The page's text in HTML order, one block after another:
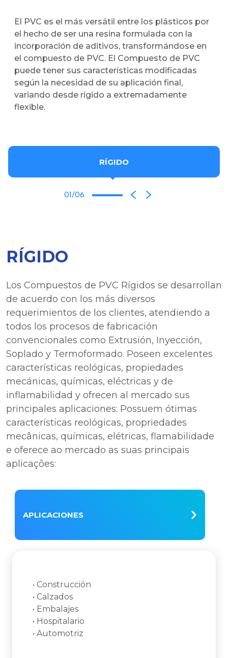
El PVC es el más versátil entre los plásticos por
el hecho de ser una resina formulada con la
incorporación de aditivos, transformándose en
el compuesto de PVC. El Compuesto de PVC
puede tener sus características modificadas
según la necesidad de su aplicación final,
variando desde rígido a extremadamente
flexible.
RÍGIDO
01/06
RÍGIDO
Los Compuestos de PVC Rígidos se desarrollan
de acuerdo con los más diversos
requerimientos de los clientes, atendiendo a
todos los procesos de fabricación
convencionales como Extrusión, Inyección,
Soplado y Termoformado. Poseen excelentes
características reológicas, propiedades
mecánicas, químicas, eléctricas y de
inflamabilidad y ofrecen al mercado sus
principales aplicaciones: Possuem ótimas
características reológicas, propriedades
mecânicas, químicas, elétricas, flamabilidade
e oferece ao mercado as suas principais
aplicações:
APLICACIONES
• Construcción
• Calzados
• Embalajes
• Hospitalario
• Automotriz